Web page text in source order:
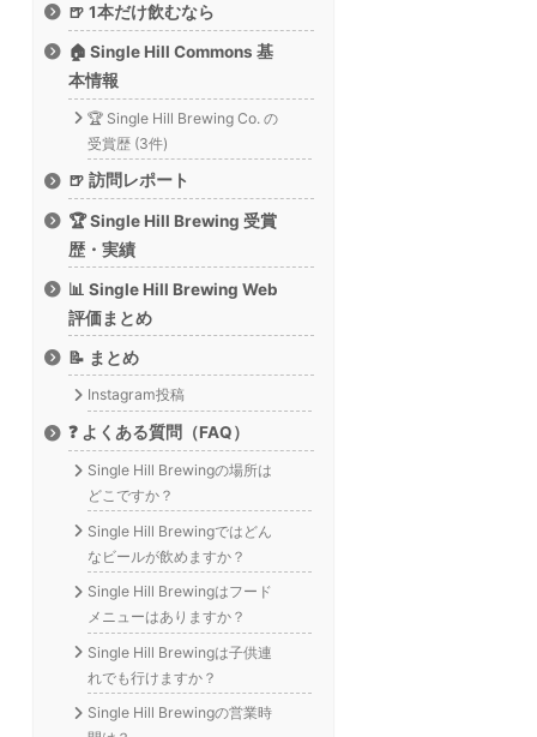
🍺 1本だけ飲むなら
🏠 Single Hill Commons 基
本情報
🏆 Single Hill Brewing Co. の
受賞歴 (3件)
🍺 訪問レポート
🏆 Single Hill Brewing 受賞
歴・実績
📊 Single Hill Brewing Web
評価まとめ
📝 まとめ
Instagram投稿
❓ よくある質問（FAQ）
Single Hill Brewingの場所は
どこですか？
Single Hill Brewingではどん
なビールが飲めますか？
Single Hill Brewingはフード
メニューはありますか？
Single Hill Brewingは子供連
れでも行けますか？
Single Hill Brewingの営業時